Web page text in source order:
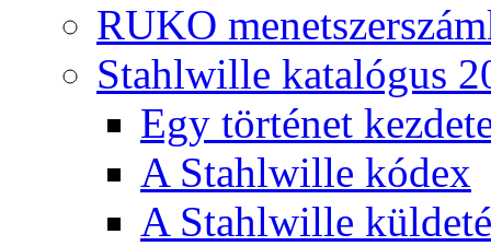
RUKO
Stahlwille katalógus
Egy történet
A Stahlwille kódex
A Stahlwille